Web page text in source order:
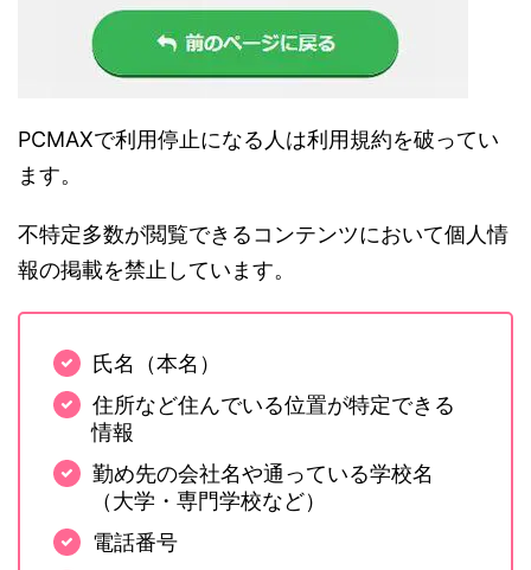
PCMAXで利用停止になる人は利用規約を破ってい
ます。
不特定多数が閲覧できるコンテンツにおいて個人情
報の掲載を禁止しています。
氏名（本名）
住所など住んでいる位置が特定できる
情報
勤め先の会社名や通っている学校名
（大学・専門学校など）
電話番号